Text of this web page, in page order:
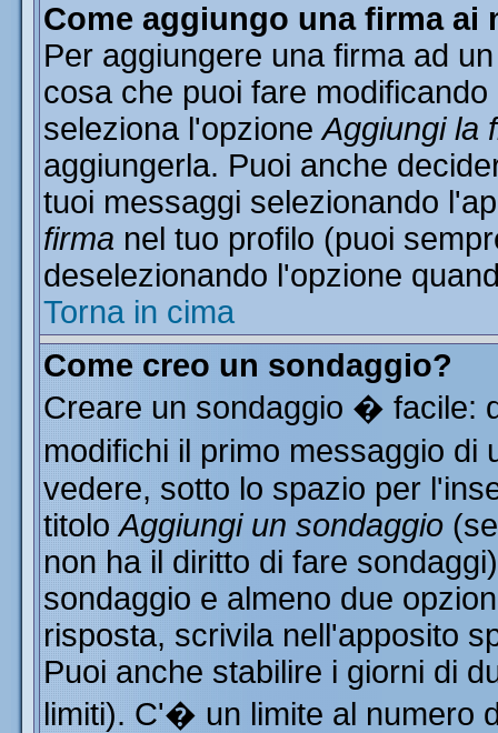
Come aggiungo una firma ai
Per aggiungere una firma ad
cosa che puoi fare
seleziona l'opzioneAggiungi la
aggiungerla. Puoi anche
tuoi messaggi selezionando
firma nel tuo profilo (puoi
deselezionando l'opzione
Torna in cima
Come creo un sondaggio?
Creare un sondaggio � facile:
modifichi il primo messaggio
vedere, sotto lo spazio per
titoloAggiungi un sondaggio
non ha il diritto di fare
sondaggio e almeno due
risposta, scrivila nell'apposito
Puoi anche stabilire i giorni di
limiti). C'� un limite al numero